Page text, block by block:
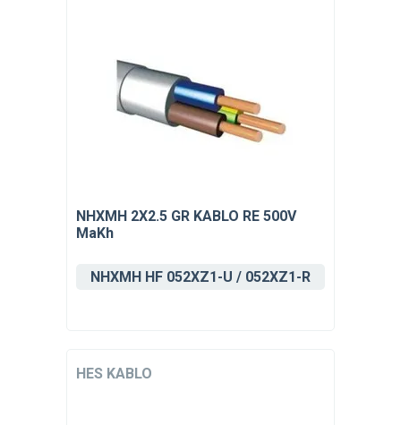
NHXMH 2X2.5 GR KABLO RE 500V
MaKh
NHXMH HF 052XZ1-U / 052XZ1-R
HES KABLO